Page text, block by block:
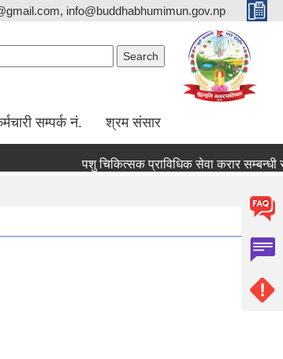
info@buddhabhumimun.gov.np
सम्पर्क नं. श्रम संसार
पशु चिकित्सक प्राविधिक सेवा करार सम्बन्धी